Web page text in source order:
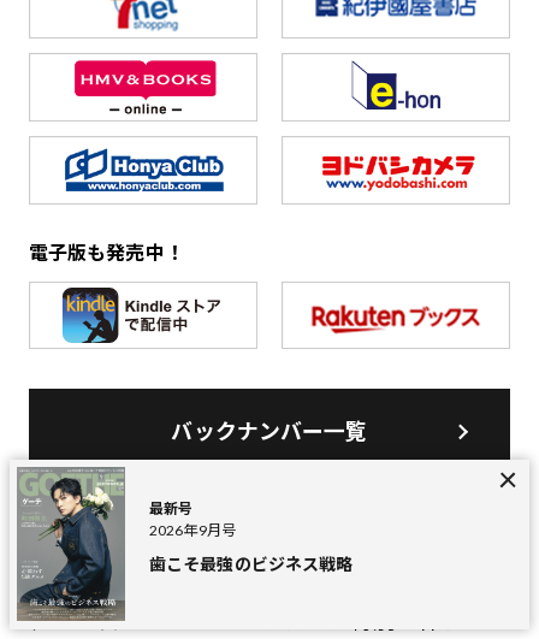
電子版も発売中！
バックナンバー一覧
GOETHE LOUNGEゲーテラウンジ
忙しい日々の中で、心を満たす特別な体験
最新号
2026年9月号
歯こそ最強のビジネス戦略